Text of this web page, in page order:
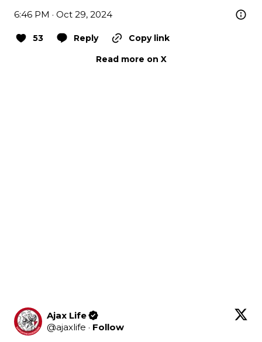
6:46 PM · Oct 29, 2024
53 Reply
Copy link
Read more on X
Ajax Life
@ajaxlife · Follow